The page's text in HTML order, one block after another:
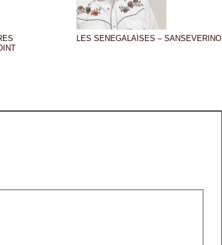
LES SENEGALAISES – SANSEVERINO